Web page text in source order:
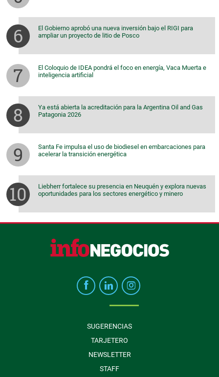
El Gobierno aprobó una nueva inversión bajo el RIGI para
ampliar un proyecto de litio de Posco
El Coloquio de IDEA pondrá el foco en energía, Vaca Muerta e
inteligencia artificial
Ya está abierta la acreditación para la Argentina Oil and Gas
Patagonia 2026
Santa Fe impulsa el uso de biodiesel en embarcaciones para
acelerar la transición energética
Liebherr fortalece su presencia en Neuquén y explora nuevas
oportunidades para los sectores energético y minero
SUGERENCIAS
TARJETERO
NEWSLETTER
STAFF